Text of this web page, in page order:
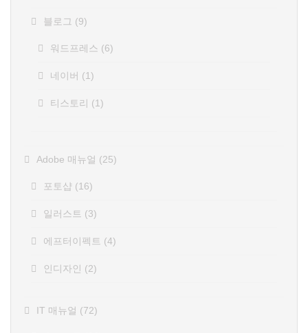
블로그 (9)
워드프레스 (6)
네이버 (1)
티스토리 (1)
Adobe 매뉴얼 (25)
포토샵 (16)
일러스트 (3)
에프터이펙트 (4)
인디자인 (2)
IT 매뉴얼 (72)